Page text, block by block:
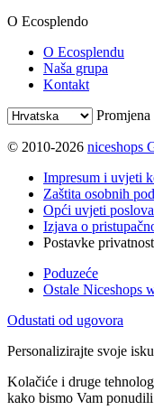
O Ecosplendo
O Ecosplendu
Naša grupa
Kontakt
© 2010-2026 niceshops
Impresum i uvjeti
Zaštita osobnih
Opći uvjeti
Izjava o
Postavke
Poduzeće
Ostale Niceshops
Odustati od ugovora
Personalizirajte svoje
Kolačiće i druge
kako bismo Vam